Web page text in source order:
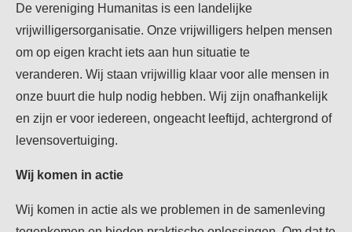
De vereniging Humanitas is een landelijke
vrijwilligersorganisatie. Onze vrijwilligers helpen mensen
om op eigen kracht iets aan hun situatie te
veranderen. Wij staan vrijwillig klaar voor alle mensen in
onze buurt die hulp nodig hebben. Wij zijn onafhankelijk
en zijn er voor iedereen, ongeacht leeftijd, achtergrond of
levensovertuiging.
Wij komen in actie
Wij komen in actie als we problemen in de samenleving